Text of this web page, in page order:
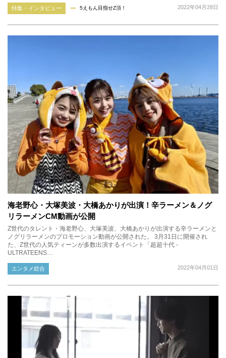
2022年04月28日
特集・インタビュー 5えもん目指せZ頂！
海老野心・大塚美波・大橋あかりが出演！辛ラーメン＆ノグ
リラーメンCM動画が公開
Z世代のタレント・海老野心、大塚美波、大橋あかりが出演する辛ラーメンと
ノグリラーメンのプロモーション動画が公開された。 3月31日に開催され
た、Z世代の人気ティーンが多数出演するイベント「超超十代 -
ULTRATEENS…
2022年04月01日
エンタメ総合